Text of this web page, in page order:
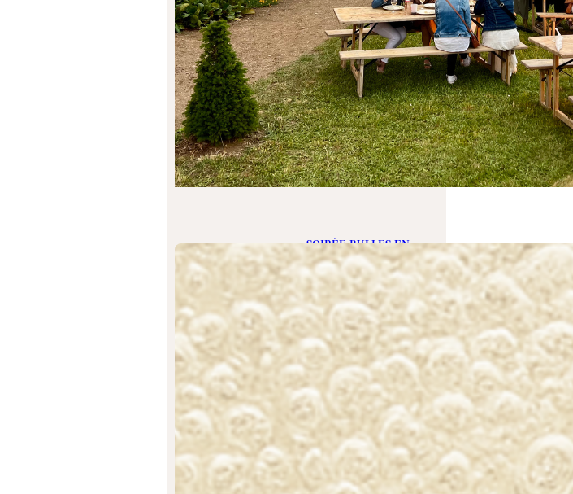
SOIRÉE BULLES EN
BLANC
07/05/2025